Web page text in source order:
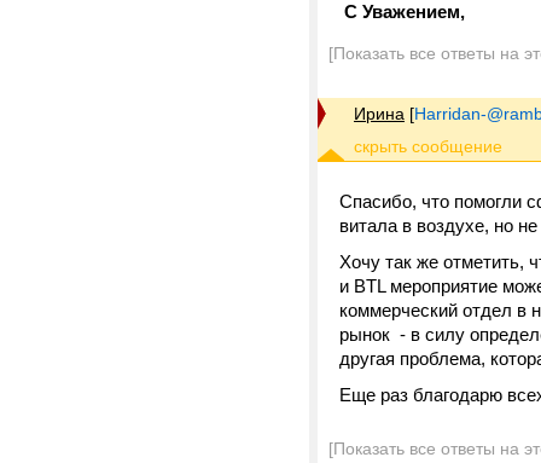
С Уважением,
[Показать все ответы на
Ирина [Harridan-
Спасибо, что помогли
витала в воздухе, но
Хочу так же отметить,
и BTL мероприятие
коммерческий отдел в
рынок - в силу
другая проблема,
Еще раз благодарю
[Показать все ответы на